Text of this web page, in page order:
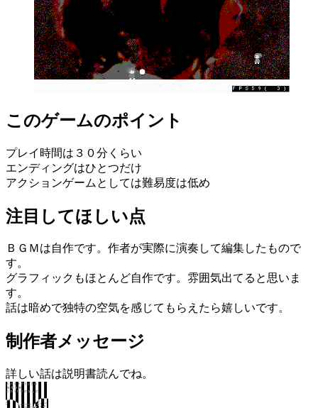
このゲームのポイント
プレイ時間は３０分くらい
エンディングはひとつだけ
アクションゲームとしては難易度は低め
注目してほしい点
ＢＧＭは自作です。作者が実際に演奏して編集したもので
す。
グラフィックもほとんど自作です。雰囲気出てると思いま
す。
話は暗めで独特の空気を感じてもらえたら嬉しいです。
制作者メッセージ
詳しい話は説明書読んでね。